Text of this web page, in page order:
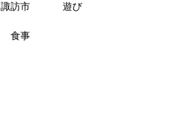
諏訪市 遊び
食事